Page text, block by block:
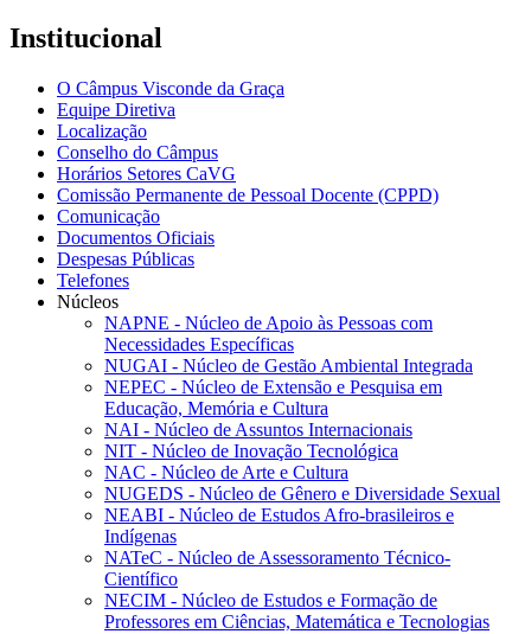
Institucional
O Câmpus Visconde da Graça
Equipe Diretiva
Localização
Conselho do Câmpus
Horários Setores CaVG
Comissão Permanente de Pessoal Docente (CPPD)
Comunicação
Documentos Oficiais
Despesas Públicas
Telefones
Núcleos
NAPNE - Núcleo de Apoio às Pessoas com
Necessidades Específicas
NUGAI - Núcleo de Gestão Ambiental Integrada
NEPEC - Núcleo de Extensão e Pesquisa em
Educação, Memória e Cultura
NAI - Núcleo de Assuntos Internacionais
NIT - Núcleo de Inovação Tecnológica
NAC - Núcleo de Arte e Cultura
NUGEDS - Núcleo de Gênero e Diversidade Sexual
NEABI - Núcleo de Estudos Afro-brasileiros e
Indígenas
NATeC - Núcleo de Assessoramento Técnico-
Científico
NECIM - Núcleo de Estudos e Formação de
Professores em Ciências, Matemática e Tecnologias